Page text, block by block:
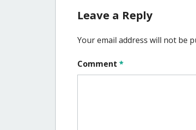
Leave a Reply
Your email address will not be
Comment *